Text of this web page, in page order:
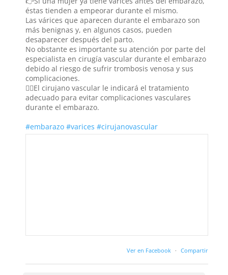
éstas tienden a empeorar durante el mismo.
Las várices que aparecen durante el embarazo son
más benignas y, en algunos casos, pueden
desaparecer después del parto.
No obstante es importante su atención por parte del
especialista en cirugía vascular durante el embarazo
debido al riesgo de sufrir trombosis venosa y sus
complicaciones.
👨‍⚕️El cirujano vascular le indicará el tratamiento
adecuado para evitar complicaciones vasculares
durante el embarazo.
#embarazo #varices #cirujanovascular
Ver en Facebook · Compartir